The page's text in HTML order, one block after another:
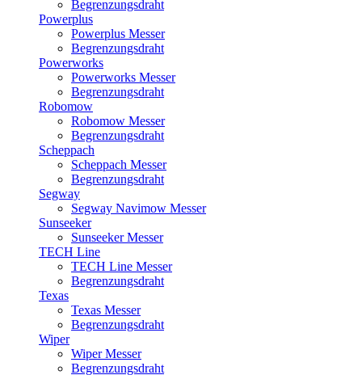
Begrenzungsdraht
Powerplus
Powerplus Messer
Begrenzungsdraht
Powerworks
Powerworks Messer
Begrenzungsdraht
Robomow
Robomow Messer
Begrenzungsdraht
Scheppach
Scheppach Messer
Begrenzungsdraht
Segway
Segway Navimow Messer
Sunseeker
Sunseeker Messer
TECH Line
TECH Line Messer
Begrenzungsdraht
Texas
Texas Messer
Begrenzungsdraht
Wiper
Wiper Messer
Begrenzungsdraht